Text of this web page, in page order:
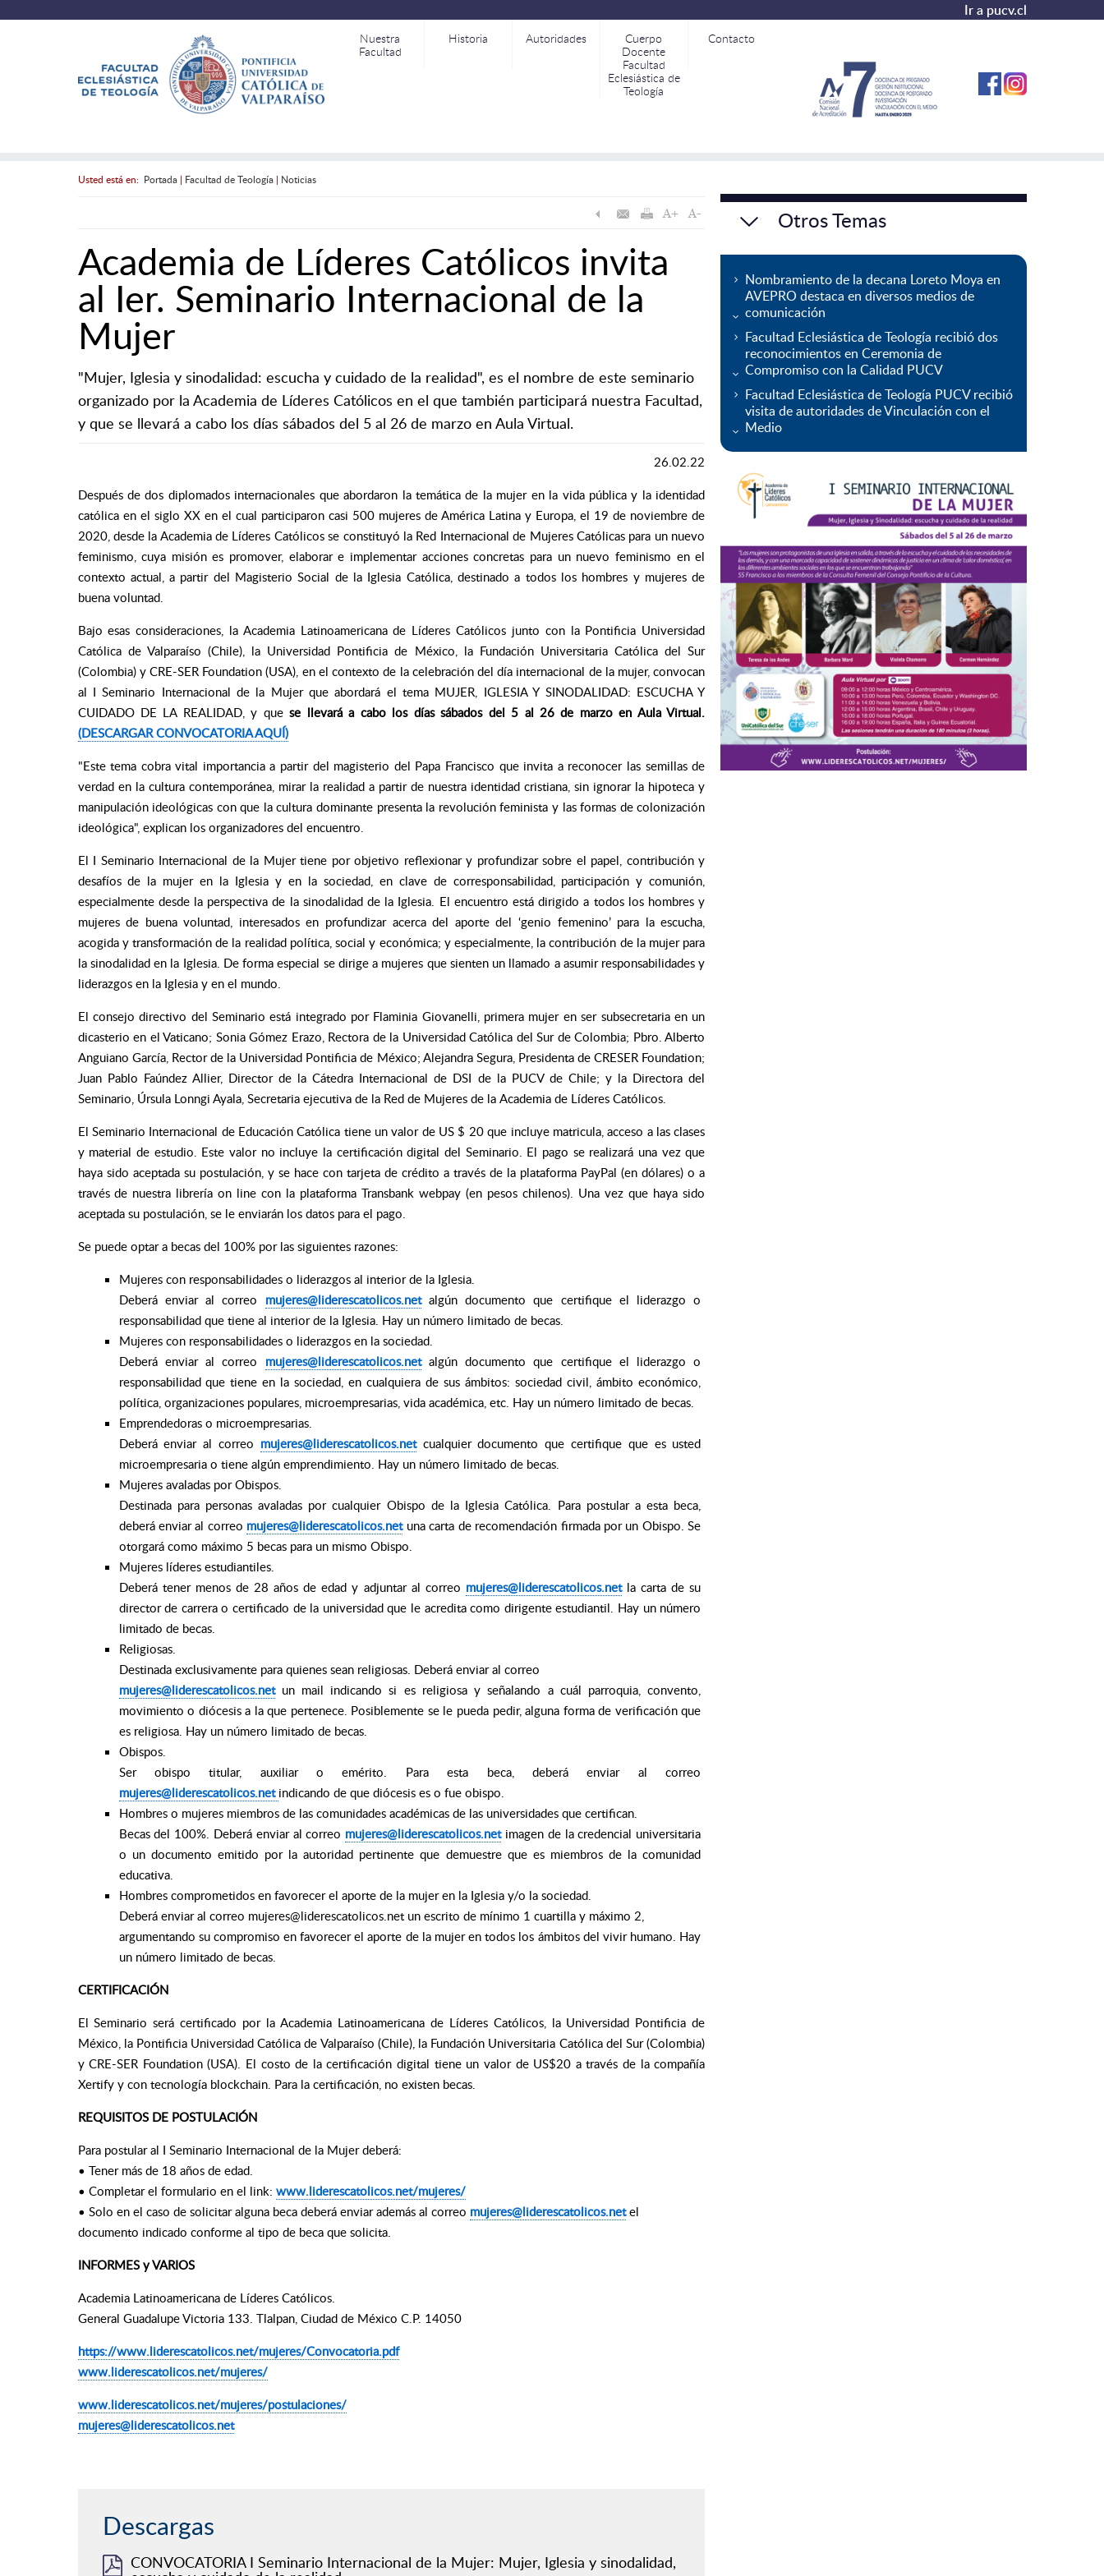
Ir a pucv.cl
Nuestra
Facultad
Historia Autoridades
Cuerpo
Docente
Facultad
Eclesiástica de
Teología
Contacto
Usted está en: Portada| Facultad de Teología| Noticias
Academia de Líderes Católicos invita
al Ier. Seminario Internacional de la
Mujer
"Mujer, Iglesia y sinodalidad: escucha y cuidado de la realidad", es el nombre de este seminario
organizado por la Academia de Líderes Católicos en el que también participará nuestra Facultad,
y que se llevará a cabo los días sábados del 5 al 26 de marzo en Aula Virtual.
26.02.22
Después de dos diplomados internacionales que abordaron la temática de la mujer en la vida pública y la identidad
católica en el siglo XX en el cual participaron casi 500 mujeres de América Latina y Europa, el 19 de noviembre de
2020, desde la Academia de Líderes Católicos se constituyó la Red Internacional de Mujeres Católicas para un nuevo
feminismo, cuya misión es promover, elaborar e implementar acciones concretas para un nuevo feminismo en el
contexto actual, a partir del Magisterio Social de la Iglesia Católica, destinado a todos los hombres y mujeres de
buena voluntad.
Bajo esas consideraciones, la Academia Latinoamericana de Líderes Católicos junto con la Pontificia Universidad
Católica de Valparaíso (Chile), la Universidad Pontificia de México, la Fundación Universitaria Católica del Sur
(Colombia) y CRE-SER Foundation (USA), en el contexto de la celebración del día internacional de la mujer, convocan
al I Seminario Internacional de la Mujer que abordará el tema MUJER, IGLESIA Y SINODALIDAD: ESCUCHA Y
CUIDADO DE LA REALIDAD, y quese llevará a cabo los días sábados del 5 al 26 de marzo en Aula Virtual.
(DESCARGAR CONVOCATORIA AQUÍ)
"Este tema cobra vital importancia a partir del magisterio del Papa Francisco que invita a reconocer las semillas de
verdad en la cultura contemporánea, mirar la realidad a partir de nuestra identidad cristiana, sin ignorar la hipoteca y
manipulación ideológicas con que la cultura dominante presenta la revolución feminista y las formas de colonización
ideológica", explican los organizadores del encuentro.
El I Seminario Internacional de la Mujer tiene por objetivo reflexionar y profundizar sobre el papel, contribución y
desafíos de la mujer en la Iglesia y en la sociedad, en clave de corresponsabilidad, participación y comunión,
especialmente desde la perspectiva de la sinodalidad de la Iglesia. El encuentro está dirigido a todos los hombres y
mujeres de buena voluntad, interesados en profundizar acerca del aporte del ‘genio femenino’ para la escucha,
acogida y transformación de la realidad política, social y económica; y especialmente, la contribución de la mujer para
la sinodalidad en la Iglesia. De forma especial se dirige a mujeres que sienten un llamado a asumir responsabilidades y
liderazgos en la Iglesia y en el mundo.
El consejo directivo del Seminario está integrado por Flaminia Giovanelli, primera mujer en ser subsecretaria en un
dicasterio en el Vaticano; Sonia Gómez Erazo, Rectora de la Universidad Católica del Sur de Colombia; Pbro. Alberto
Anguiano García, Rector de la Universidad Pontificia de México; Alejandra Segura, Presidenta deCRESER Foundation;
Juan Pablo Faúndez Allier, Director de la Cátedra Internacional de DSI de la PUCV de Chile; y la Directora del
Seminario, Úrsula Lonngi Ayala, Secretaria ejecutiva de la Red de Mujeres de la Academia de Líderes Católicos.
El Seminario Internacional de Educación Católica tiene un valor de US $ 20 que incluye matricula, acceso a las clases
y material de estudio. Este valor no incluye la certificación digital del Seminario. El pago se realizará una vez que
haya sido aceptada su postulación, y se hace con tarjeta de crédito a través de la plataforma PayPal (en dólares) o a
través de nuestra librería on line con la plataforma Transbank webpay (en pesos chilenos). Una vez que haya sido
aceptada su postulación, se le enviarán los datos para el pago.
Se puede optar a becas del 100% por las siguientes razones:
Mujeres con responsabilidades o liderazgos al interior de la Iglesia.
Deberá enviar al correo mujeres@liderescatolicos.netalgún documento que certifique el liderazgo o
responsabilidad que tiene al interior de la Iglesia. Hay un número limitado de becas.
Mujeres con responsabilidades o liderazgos en la sociedad.
Deberá enviar al correo mujeres@liderescatolicos.netalgún documento que certifique el liderazgo o
responsabilidad que tiene en la sociedad, en cualquiera de sus ámbitos: sociedad civil, ámbito económico,
política, organizaciones populares, microempresarias, vida académica, etc. Hay un número limitado de becas.
Emprendedoras o microempresarias.
Deberá enviar al correo mujeres@liderescatolicos.netcualquier documento que certifique que es usted
microempresaria o tiene algún emprendimiento. Hay un número limitado de becas.
Mujeres avaladas por Obispos.
Destinada para personas avaladas por cualquier Obispo de la Iglesia Católica. Para postular a esta beca,
deberá enviar al correo mujeres@liderescatolicos.netuna carta de recomendación firmada por un Obispo. Se
otorgará como máximo 5 becas para un mismo Obispo.
Mujeres líderes estudiantiles.
Deberá tener menos de 28 años de edad y adjuntar al correo mujeres@liderescatolicos.netla carta de su
director de carrera o certificado de la universidad que le acredita como dirigente estudiantil. Hay un número
limitado de becas.
Religiosas.
Destinada exclusivamente para quienes sean religiosas. Deberá enviar al correo
mujeres@liderescatolicos.netun mail indicando si es religiosa y señalando a cuál parroquia, convento,
movimiento o diócesis a la que pertenece. Posiblemente se le pueda pedir, alguna forma de verificación que
es religiosa. Hay un número limitado de becas.
Obispos.
Ser obispo titular, auxiliar o emérito. Para esta beca, deberá enviar al correo
mujeres@liderescatolicos.net indicando de que diócesis es o fue obispo.
Hombres o mujeres miembros de las comunidades académicas de las universidades que certifican.
Becas del 100%. Deberá enviar al correo mujeres@liderescatolicos.netimagen de la credencial universitaria
o un documento emitido por la autoridad pertinente que demuestre que es miembros de la comunidad
educativa.
Hombres comprometidos en favorecer el aporte de la mujer en la Iglesia y/o la sociedad.
Deberá enviar al correo mujeres@liderescatolicos.net un escrito de mínimo 1 cuartilla y máximo 2,
argumentando su compromiso en favorecer el aporte de la mujer en todos los ámbitos del vivir humano. Hay
un número limitado de becas.
CERTIFICACIÓN
El Seminario será certificado por la Academia Latinoamericana de Líderes Católicos, la Universidad Pontificia de
México, la Pontificia Universidad Católica de Valparaíso (Chile), la Fundación Universitaria Católica del Sur (Colombia)
y CRE-SER Foundation (USA). El costo de la certificación digital tiene un valor de US$20 a través de la compañía
Xertify y con tecnología blockchain. Para la certificación, no existen becas.
REQUISITOS DE POSTULACIÓN
Para postular al I Seminario Internacional de la Mujer deberá:
• Tener más de 18 años de edad.
• Completar el formulario en el link: www.liderescatolicos.net/mujeres/
• Solo en el caso de solicitar alguna beca deberá enviar además al correo mujeres@liderescatolicos.netel
documento indicado conforme al tipo de beca que solicita.
INFORMES y VARIOS
Academia Latinoamericana de Líderes Católicos.
General Guadalupe Victoria 133. Tlalpan, Ciudad de México C.P. 14050
https://www.liderescatolicos.net/mujeres/Convocatoria.pdf
www.liderescatolicos.net/mujeres/
www.liderescatolicos.net/mujeres/postulaciones/
mujeres@liderescatolicos.net
Descargas
CONVOCATORIA I Seminario Internacional de la Mujer: Mujer, Iglesia y sinodalidad,
Otros Temas
Nombramiento de la decana Loreto Moya en
AVEPRO destaca en diversos medios de
comunicación
Facultad Eclesiástica de Teología recibió dos
reconocimientos en Ceremonia de
Compromiso con la Calidad PUCV
Facultad Eclesiástica de Teología PUCV recibió
visita de autoridades de Vinculación con el
Medio